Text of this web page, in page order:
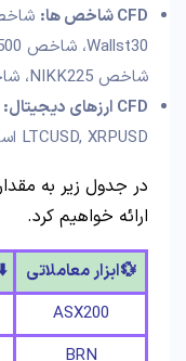
CFD شاخص ها:
شاخص NIKK225، شاخص IBEX35 و شاخص FTSE100؛
CFD ارزهای دیجیتال:
LTCUSD, XRPUSD است.
در جدول زیر به
ارائه خواهیم کرد.
💱ابزار معاملاتی
ASX200